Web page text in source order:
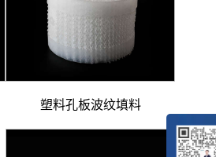
塑料孔板波纹填料